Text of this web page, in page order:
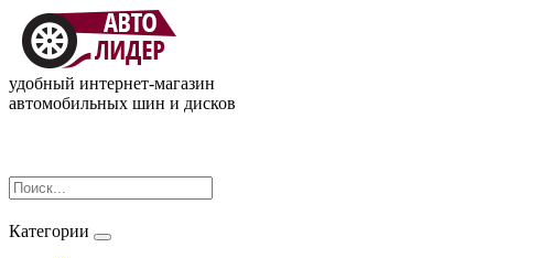
удобный интернет-магазин
автомобильных шин и дисков
Категории